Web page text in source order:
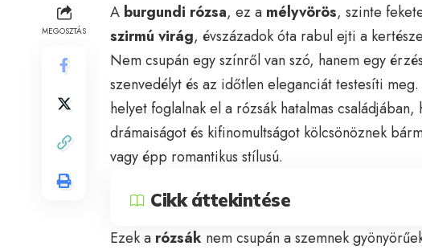
MEGOSZTÁS
A burgundi rózsa, ez a mélyvörös, szinte
szirmú virág, évszázadok óta rabul ejti a
Nem csupán egy színről van szó, hanem egy
szenvedélyt és az időtlen eleganciát testesíti
helyet foglalnak el a rózsák hatalmas
drámaiságot és kifinomultságot kölcsönöznek
vagy épp romantikus stílusú.
Cikk áttekintése
Ezek a rózsák nem csupán a szemnek